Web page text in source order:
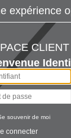
CLIENT
souvenir de moi
connecter